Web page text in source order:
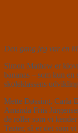
Den gang jeg var en
Simon Mathew er
bananas – som kun
skoleklassens
Mette Døssing, Carla
Amanda Friis
de roller som vi
Teater, så er det som